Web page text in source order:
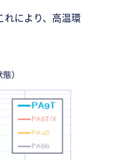
れにより、高温環